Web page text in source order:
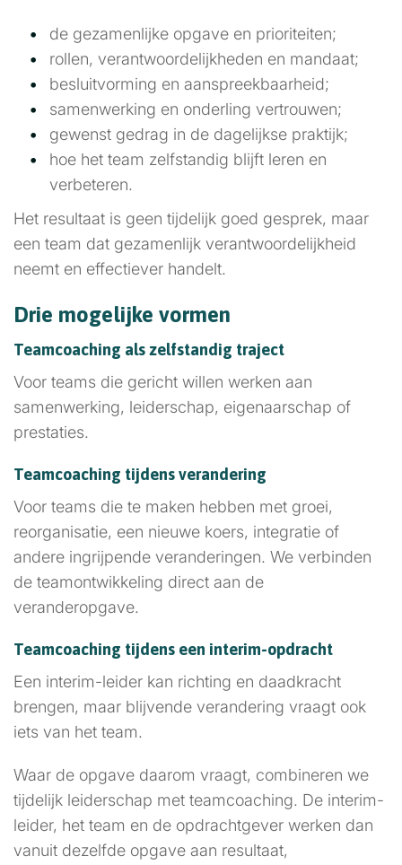
de gezamenlijke opgave en prioriteiten;
rollen, verantwoordelijkheden en mandaat;
besluitvorming en aanspreekbaarheid;
samenwerking en onderling vertrouwen;
gewenst gedrag in de dagelijkse praktijk;
hoe het team zelfstandig blijft leren en
verbeteren.
Het resultaat is geen tijdelijk goed gesprek, maar
een team dat gezamenlijk verantwoordelijkheid
neemt en effectiever handelt.
Drie mogelijke vormen
Teamcoaching als zelfstandig traject
Voor teams die gericht willen werken aan
samenwerking, leiderschap, eigenaarschap of
prestaties.
Teamcoaching tijdens verandering
Voor teams die te maken hebben met groei,
reorganisatie, een nieuwe koers, integratie of
andere ingrijpende veranderingen. We verbinden
de teamontwikkeling direct aan de
veranderopgave.
Teamcoaching tijdens een interim-opdracht
Een interim-leider kan richting en daadkracht
brengen, maar blijvende verandering vraagt ook
iets van het team.
Waar de opgave daarom vraagt, combineren we
tijdelijk leiderschap met teamcoaching. De interim-
leider, het team en de opdrachtgever werken dan
vanuit dezelfde opgave aan resultaat,